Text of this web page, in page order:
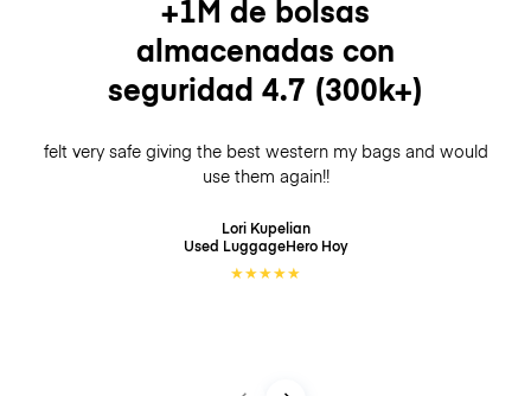
+1M de bolsas
almacenadas con
seguridad 4.7 (300k+)
felt very safe giving the best western my bags and would
use them again!!
Lori Kupelian
Used LuggageHero Hoy
★★★★★